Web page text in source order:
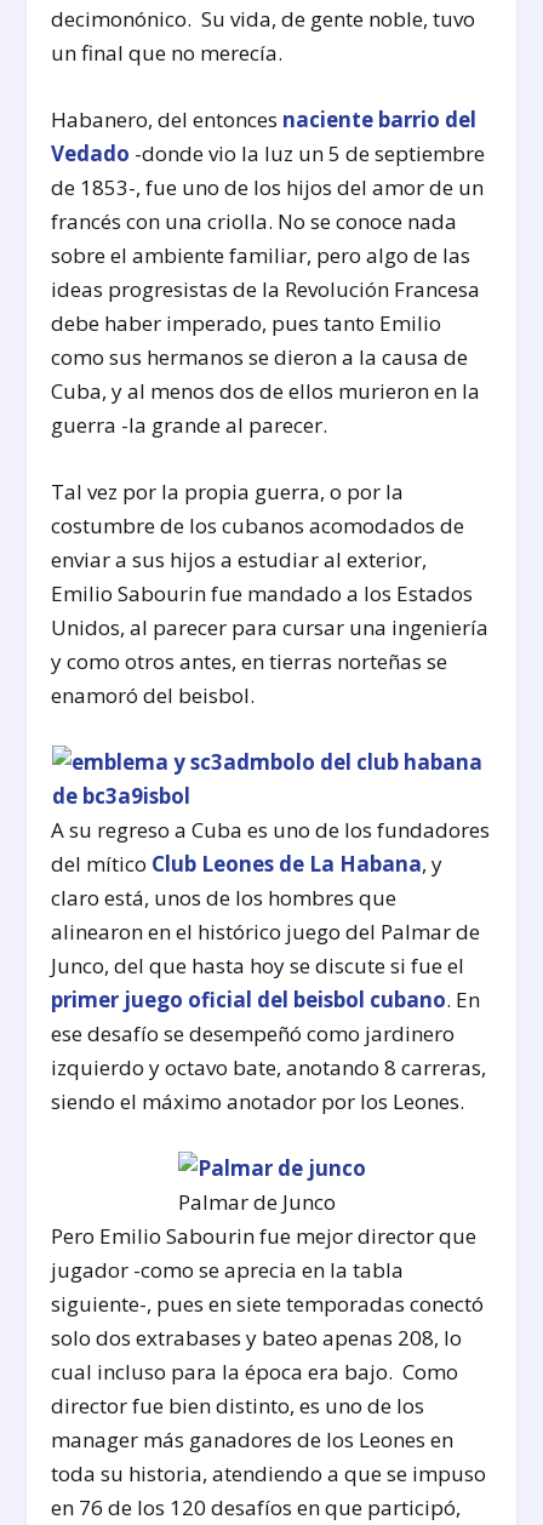
decimonónico. Su vida, de gente noble, tuvo
un final que no merecía.
Habanero, del entonces naciente barrio del
Vedado -donde vio la luz un 5 de septiembre
de 1853-, fue uno de los hijos del amor de un
francés con una criolla. No se conoce nada
sobre el ambiente familiar, pero algo de las
ideas progresistas de la Revolución Francesa
debe haber imperado, pues tanto Emilio
como sus hermanos se dieron a la causa de
Cuba, y al menos dos de ellos murieron en la
guerra -la grande al parecer.
Tal vez por la propia guerra, o por la
costumbre de los cubanos acomodados de
enviar a sus hijos a estudiar al exterior,
Emilio Sabourin fue mandado a los Estados
Unidos, al parecer para cursar una ingeniería
y como otros antes, en tierras norteñas se
enamoró del beisbol.
A su regreso a Cuba es uno de los fundadores
del mítico Club Leones de La Habana, y
claro está, unos de los hombres que
alinearon en el histórico juego del Palmar de
Junco, del que hasta hoy se discute si fue el
primer juego oficial del beisbol cubano. En
ese desafío se desempeñó como jardinero
izquierdo y octavo bate, anotando 8 carreras,
siendo el máximo anotador por los Leones.
Palmar de Junco
Pero Emilio Sabourin fue mejor director que
jugador -como se aprecia en la tabla
siguiente-, pues en siete temporadas conectó
solo dos extrabases y bateo apenas 208, lo
cual incluso para la época era bajo. Como
director fue bien distinto, es uno de los
manager más ganadores de los Leones en
toda su historia, atendiendo a que se impuso
en 76 de los 120 desafíos en que participó,